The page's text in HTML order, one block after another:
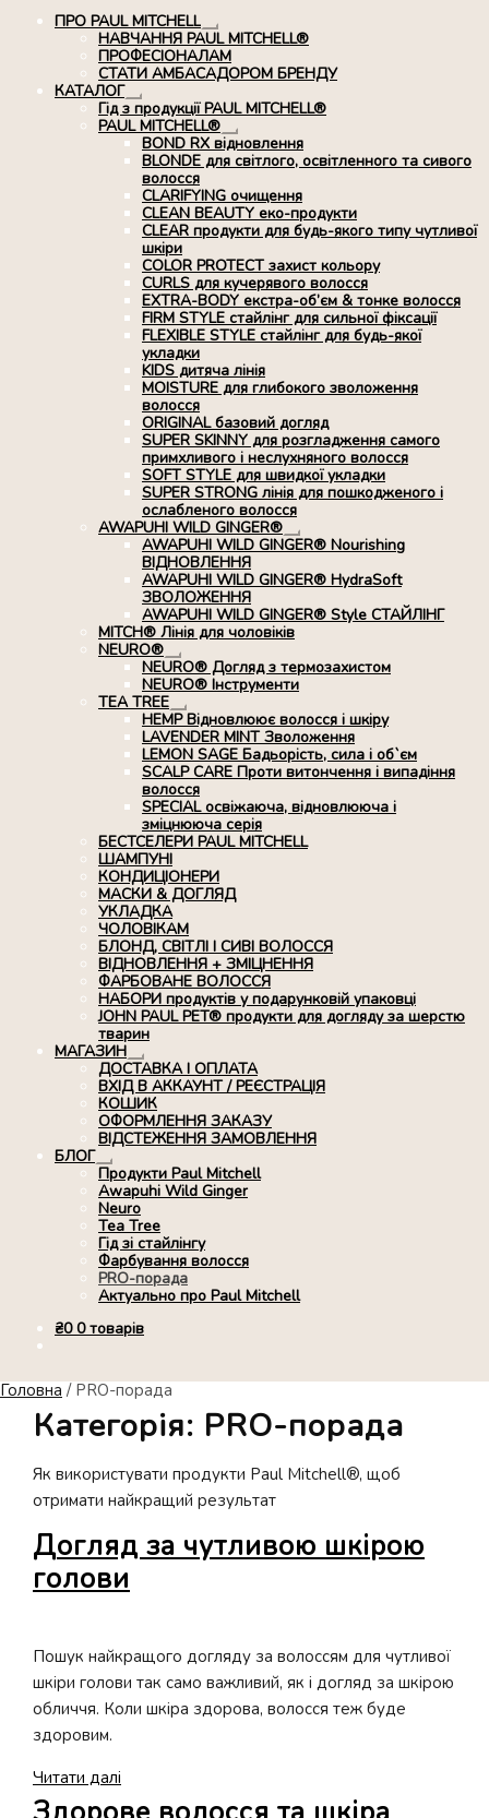
ПРО PAUL MITCHELL
Розгорнуте
вкладене
меню
НАВЧАННЯ PAUL MITCHELL®
ПРОФЕСІОНАЛАМ
СТАТИ АМБАСАДОРОМ БРЕНДУ
КАТАЛОГ
Розгорнуте
вкладене
меню
Гід з продукції PAUL MITCHELL®
PAUL MITCHELL®
Розгорнуте
вкладене
меню
BOND RX вiдновлення
BLONDE для світлого, освітленного та сивого
волосся
CLARIFYING очищення
CLEAN BEAUTY еко-продукти
CLEAR продукти для будь-якого типу чутливої
шкіри
COLOR PROTECT захист кольору
CURLS для кучерявого волосся
EXTRA-BODY екстра-об’єм & тонке волосся
FIRM STYLE стайлінг для сильної фіксації
FLEXIBLE STYLE стайлінг для будь-якої
укладки
KIDS дитяча лінія
MOISTURE для глибокого зволоження
волосся
ORIGINAL базовий догляд
SUPER SKINNY для розгладження самого
примхливого і неслухняного волосся
SOFT STYLE для швидкої укладки
SUPER STRONG лінія для пошкодженого і
ослабленого волосся
AWAPUHI WILD GINGER®
Розгорнуте
вкладене
меню
AWAPUHI WILD GINGER® Nourishing
ВІДНОВЛЕННЯ
AWAPUHI WILD GINGER® HydraSoft
ЗВОЛОЖЕННЯ
AWAPUHI WILD GINGER® Style СТАЙЛІНГ
MITCH® Лінія для чоловіків
NEURO®
Розгорнуте
вкладене
меню
NEURO® Догляд з термозахистом
NEURO® Інструменти
TEA TREE
Розгорнуте
вкладене
меню
HEMP Відновлюює волосся і шкіру
LAVENDER MINT Зволоження
LEMON SAGE Бадьорість, сила і об`єм
SCALP CARE Проти витончення і випадіння
волосся
SPECIAL освіжаюча, відновлююча і
зміцнююча серія
БЕСТСЕЛЕРИ PAUL MITCHELL
ШАМПУНІ
КОНДИЦІОНЕРИ
МАСКИ & ДОГЛЯД
УКЛАДКА
ЧОЛОВІКАМ
БЛОНД, СВІТЛІ І СИВІ ВОЛОССЯ
ВІДНОВЛЕННЯ + ЗМІЦНЕННЯ
ФАРБОВАНЕ ВОЛОССЯ
НАБОРИ продуктів у подарунковій упаковці
JOHN PAUL PET® продукти для догляду за шерстю
тварин
МАГАЗИН
Розгорнуте
вкладене
меню
ДОСТАВКА І ОПЛАТА
ВХІД В АККАУНТ / РЕЄСТРАЦІЯ
КОШИК
ОФОРМЛЕННЯ ЗАКАЗУ
ВІДСТЕЖЕННЯ ЗАМОВЛЕННЯ
БЛОГ
Розгорнуте
вкладене
меню
Продукти Paul Mitchell
Awapuhi Wild Ginger
Neuro
Tea Tree
Гід зі стайлінгу
Фарбування волосся
PRO-порада
Актуально про Paul Mitchell
₴0 0 товарів
Головна / PRO-порада
Категорія: PRO-порада
Як використувати продукти Paul Mitchell®, щоб
отримати найкращий результат
Догляд за чутливою шкірою
голови
Пошук найкращого догляду за волоссям для чутливої
шкіри голови так само важливий, як і догляд за шкірою
обличчя. Коли шкіра здорова, волосся теж буде
здоровим.
Читати далі
за